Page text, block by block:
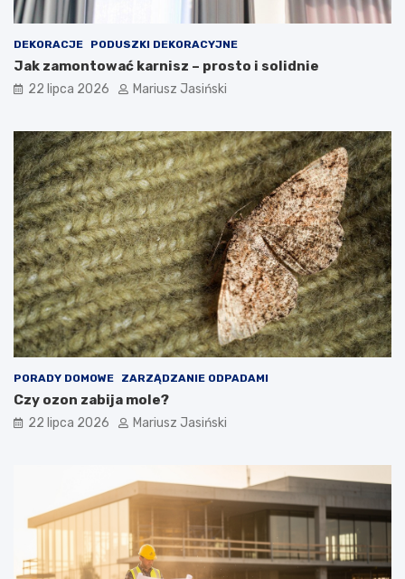
DEKORACJE PODUSZKI DEKORACYJNE
Jak zamontować karnisz – prosto i solidnie
22 lipca 2026 Mariusz Jasiński
PORADY DOMOWE ZARZĄDZANIE ODPADAMI
Czy ozon zabija mole?
22 lipca 2026 Mariusz Jasiński